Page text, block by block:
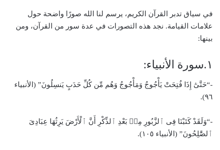
في سياق تدبر القرآن الكريم، يرسم لنا الله صورًا واضحة حول
علامات القيامة. نجد هذه التصورات في عدة سور من القرآن، ومن
بينها:
١.سورة الأنبياء:
-“حَتَّىٰٓ إِذَا فُتِحَتْ يَأْجُوجُ وَمَأْجُوجُ وَهُم مِّن كُلِّ حَدَبٍ يَنسِلُونَ” (الأنبياء
٩٦).
-“وَلَقَدْ كَتَبْنَا فِى ٱلزَّبُورِ مِنۢ بَعْدِ ٱلذِّكْرِ أَنَّ ٱلْأَرْضَ يَرِثُهَا عِبَادِىَ
ٱلصَّٰلِحُونَ” (الأنبياء ١٠٥).